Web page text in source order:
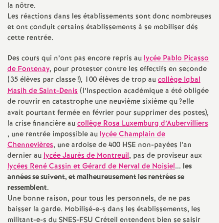
l
d
e
s
E
n
s
e
i
la nôtre.
Les réactions dans les établissements sont donc nombreuses
et ont conduit certains établissements à se mobiliser dés
cette rentrée.
Des cours qui n’ont pas encore repris aulycée Pablo Picasso
de Fontenay, pour protester contre les effectifs en seconde
(35 élèves par classe!), 100 élèves de trop aucollège Iqbal
Masih de Saint-Denis (l’Inspection académique a été obligée
de rouvrir en catastrophe une neuvième sixième qu?elle
avait pourtant fermée en février pour supprimer des postes),
la crise financière aucollège Rosa Luxemburg d’Aubervilliers
, une rentrée impossible aulycée Champlain de
Chennevières, une ardoise de 400 HSE non-payées l’an
dernier aulycée Jaurès de Montreuil, pas de proviseur aux
lycées René Cassin et Gérard de Nerval de Noisiel... les
années se suivent, et malheureusement les rentrées se
ressemblent.
Une bonne raison, pour tous les personnels, de ne pas
baisser la garde. Mobilisé-e-s dans les établissements, les
militant-e-s duSNES-FSU Créteil entendent bien se saisir